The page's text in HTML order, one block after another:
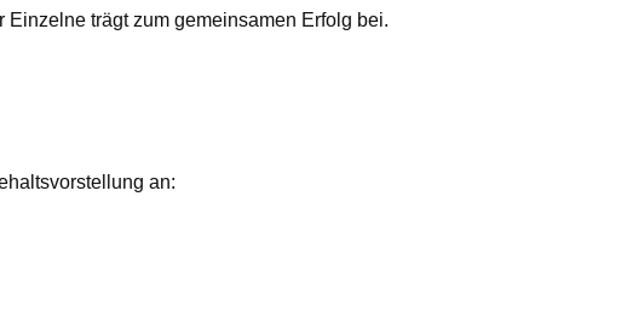
trägt zum gemeinsamen Erfolg bei.
an: